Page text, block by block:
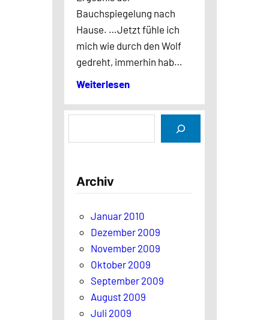
Bauchspiegelung nach
Hause. …Jetzt fühle ich
mich wie durch den Wolf
gedreht, immerhin hab…
Weiterlesen
Archiv
Januar 2010
Dezember 2009
November 2009
Oktober 2009
September 2009
August 2009
Juli 2009